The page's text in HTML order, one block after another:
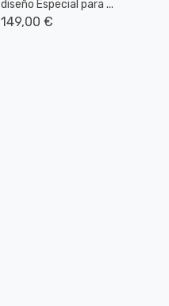
diseño Especial para ...
149,00 €